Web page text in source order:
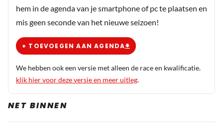
hem in de agenda van je smartphone of pc te plaatsen en
mis geen seconde van het nieuwe seizoen!
+ TOEVOEGEN AAN AGENDA
We hebben ook een versie met alleen de race en kwalificatie.
klik hier voor deze versie en meer uitleg.
NET BINNEN